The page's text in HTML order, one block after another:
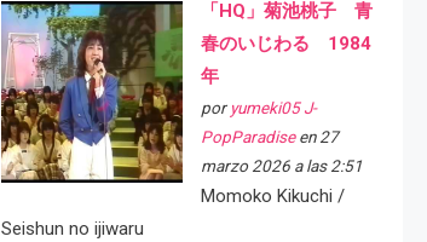
「HQ」菊池桃子 青
春のいじわる 1984
年
por yumeki05 J-
PopParadiseen 27
marzo 2026 a las 2:51
Momoko Kikuchi /
Seishun no ijiwaru